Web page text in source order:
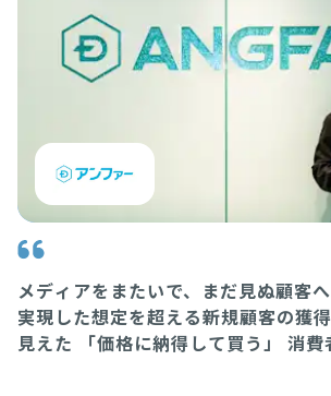
メディアをまたいで、まだ見ぬ顧客
実現した想定を超える新規顧客の獲
見えた 「価格に納得して買う」 消費